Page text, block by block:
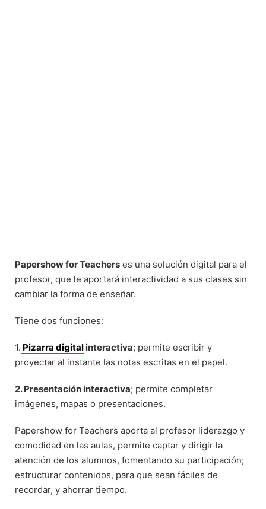
Papershow for Teachers es una solución digital para el
profesor, que le aportará interactividad a sus clases sin
cambiar la forma de enseñar.
Tiene dos funciones:
1. Pizarra digital interactiva; permite escribir y
proyectar al instante las notas escritas en el papel.
2. Presentación interactiva; permite completar
imágenes, mapas o presentaciones.
Papershow for Teachers aporta al profesor liderazgo y
comodidad en las aulas, permite captar y dirigir la
atención de los alumnos, fomentando su participación;
estructurar contenidos, para que sean fáciles de
recordar, y ahorrar tiempo.